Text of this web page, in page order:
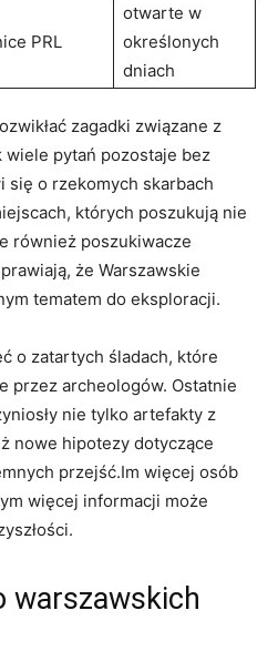
PRL
otwarte w
określonych
dniach
zagadki związane z
pytań pozostaje bez
się o rzekomych skarbach
których poszukują nie
również poszukiwacze
że Warszawskie
tematem do eksploracji.
o zatartych śladach, które
przez archeologów. Ostatnie
nie tylko artefakty z
nowe hipotezy dotyczące
przejść.Im więcej osób
więcej informacji może
warszawskich